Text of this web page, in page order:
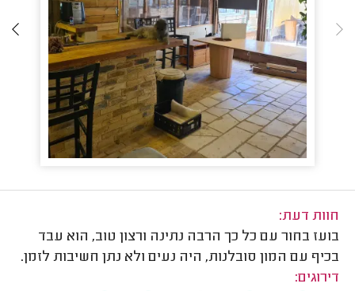
חוות דעת:
בועז בחור עם כל כך הרבה נתינה ורצון טוב, הוא עבד
בכיף עם המון סובלנות, היה נעים ולא נתן חשיבות לזמן.
דירוגים: